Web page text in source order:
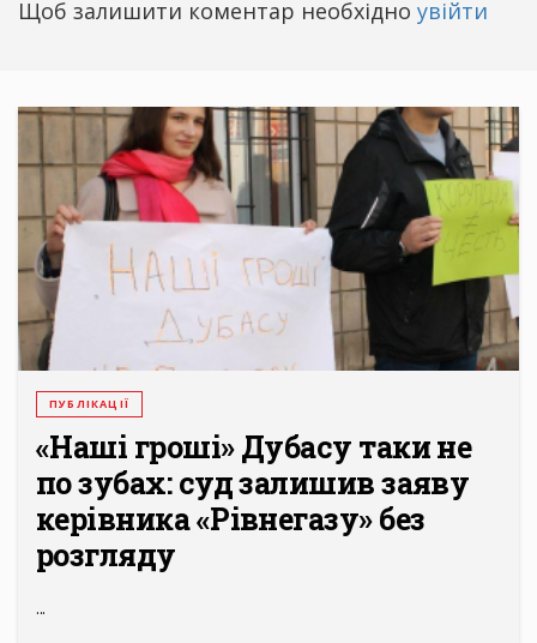
Щоб залишити коментар необхідно увійти
ПУБЛІКАЦІЇ
«Наші гроші» Дубасу таки не
по зубах: суд залишив заяву
керівника «Рівнегазу» без
розгляду
...